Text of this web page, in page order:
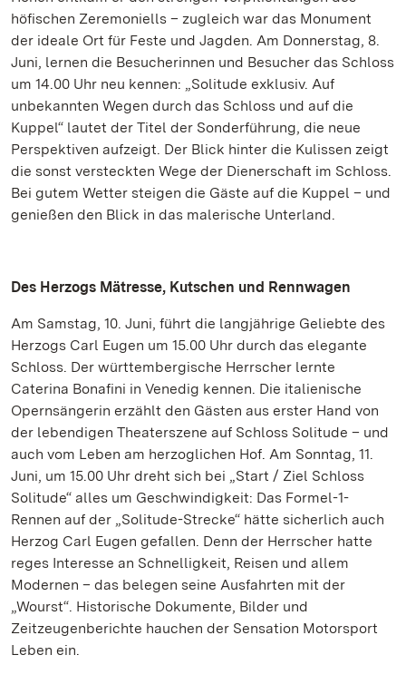
höfischen Zeremoniells – zugleich war das Monument
der ideale Ort für Feste und Jagden. Am Donnerstag, 8.
Juni, lernen die Besucherinnen und Besucher das Schloss
um 14.00 Uhr neu kennen: „Solitude exklusiv. Auf
unbekannten Wegen durch das Schloss und auf die
Kuppel“ lautet der Titel der Sonderführung, die neue
Perspektiven aufzeigt. Der Blick hinter die Kulissen zeigt
die sonst versteckten Wege der Dienerschaft im Schloss.
Bei gutem Wetter steigen die Gäste auf die Kuppel – und
genießen den Blick in das malerische Unterland.
Des Herzogs Mätresse, Kutschen und Rennwagen
Am Samstag, 10. Juni, führt die langjährige Geliebte des
Herzogs Carl Eugen um 15.00 Uhr durch das elegante
Schloss. Der württembergische Herrscher lernte
Caterina Bonafini in Venedig kennen. Die italienische
Opernsängerin erzählt den Gästen aus erster Hand von
der lebendigen Theaterszene auf Schloss Solitude – und
auch vom Leben am herzoglichen Hof. Am Sonntag, 11.
Juni, um 15.00 Uhr dreht sich bei „Start / Ziel Schloss
Solitude“ alles um Geschwindigkeit: Das Formel-1-
Rennen auf der „Solitude-Strecke“ hätte sicherlich auch
Herzog Carl Eugen gefallen. Denn der Herrscher hatte
reges Interesse an Schnelligkeit, Reisen und allem
Modernen – das belegen seine Ausfahrten mit der
„Wourst“. Historische Dokumente, Bilder und
Zeitzeugenberichte hauchen der Sensation Motorsport
Leben ein.